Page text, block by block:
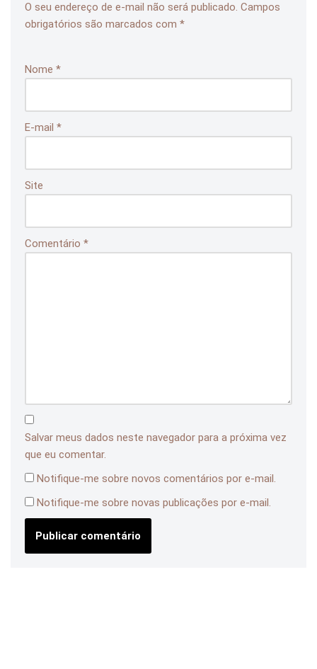
O seu endereço de e-mail não será publicado. Campos
obrigatórios são marcados com *
Nome *
E-mail *
Site
Comentário *
Salvar meus dados neste navegador para a próxima vez
que eu comentar.
Notifique-me sobre novos comentários por e-mail.
Notifique-me sobre novas publicações por e-mail.